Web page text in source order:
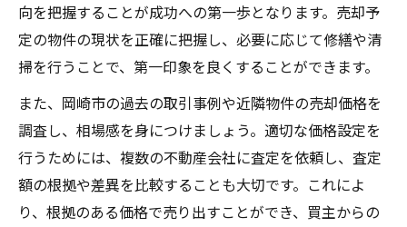
向を把握することが成功への第一歩となります。売却予
定の物件の現状を正確に把握し、必要に応じて修繕や清
掃を行うことで、第一印象を良くすることができます。
また、岡崎市の過去の取引事例や近隣物件の売却価格を
調査し、相場感を身につけましょう。適切な価格設定を
行うためには、複数の不動産会社に査定を依頼し、査定
額の根拠や差異を比較することも大切です。これによ
り、根拠のある価格で売り出すことができ、買主からの